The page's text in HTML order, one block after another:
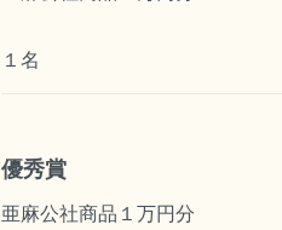
１名
優秀賞
亜麻公社商品１万円分